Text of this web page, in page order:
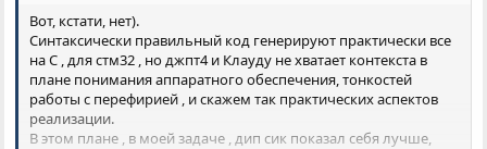
Вот, кстати, нет).
Синтаксически правильный код генерируют практически все
на C , для стм32 , но джпт4 и Клауду не хватает контекста в
плане понимания аппаратного обеспечения, тонкостей
работы с перефирией , и скажем так практических аспектов
реализации.
В этом плане , в моей задаче , дип сик показал себя лучше,